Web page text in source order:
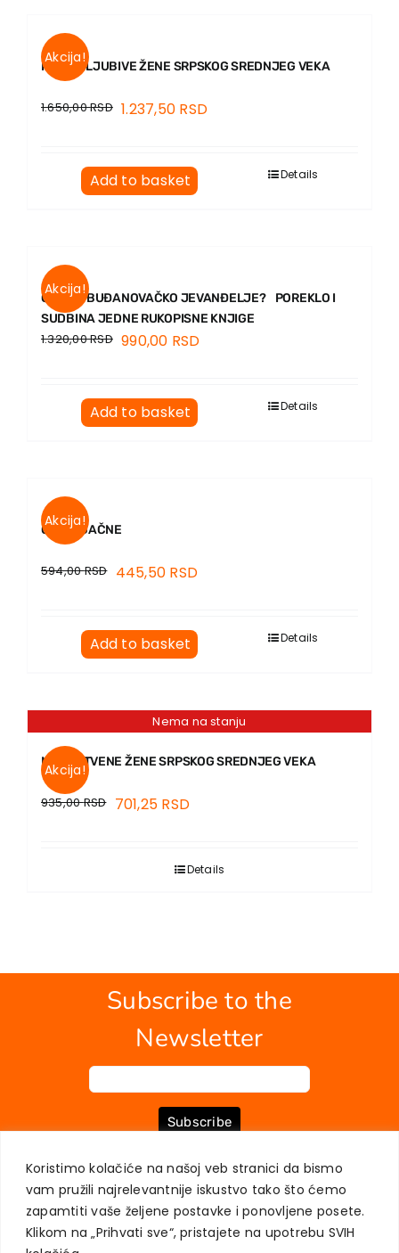
Koristimo kolačiće na našoj veb stranici da bismo
vam pružili najrelevantnije iskustvo tako što ćemo
zapamtiti vaše željene postavke i ponovljene posete.
Klikom na „Prihvati sve“, pristajete na upotrebu SVIH
Akcija!
KNJIGOLJUBIVE ŽENE SRPSKOG SREDNJEG VEKA
1.650,00RSD 1.237,50 RSD
Add to basket Details
Akcija!
GDE JE BUĐANOVAČKO JEVANĐELJE? POREKLO I
SUDBINA JEDNE RUKOPISNE KNJIGE
1.320,00RSD 990,00 RSD
Add to basket Details
Akcija!
OČI SRDAČNE
594,00RSD 445,50 RSD
Add to basket Details
Nema na stanju
Akcija!
MUŽASTVENE ŽENE SRPSKOG SREDNJEG VEKA
935,00RSD 701,25 RSD
Details
Subscribe to the
Newsletter
Subscribe
ABOUT US BOOKS MY ACCOUNT CONTACT
TERMS OF PURCHASE
USER PRIVACY PROTECTION